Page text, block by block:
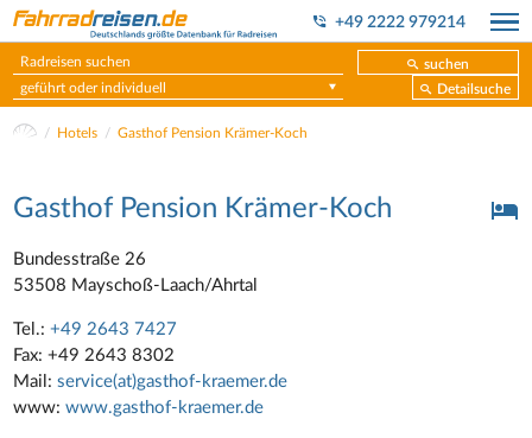
+49 2222 979214
suchen
geführt oder individuell
Detailsuche
Hotels Gasthof Pension Krämer-Koch
Gasthof Pension Krämer-Koch
Bundesstraße 26
53508 Mayschoß-Laach/Ahrtal
Tel.:+49 2643 7427
Fax: +49 2643 8302
Mail:service(at)gasthof-kraemer.de
www:www.gasthof-kraemer.de